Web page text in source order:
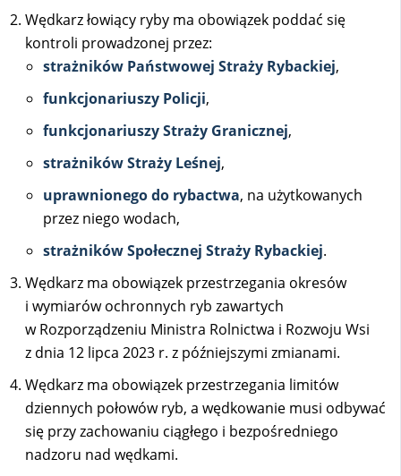
Wędkarz łowiący ryby ma obowiązek poddać się
kontroli prowadzonej przez:
strażników Państwowej Straży Rybackiej,
funkcjonariuszy Policji,
funkcjonariuszy Straży Granicznej,
strażników Straży Leśnej,
uprawnionego do rybactwa, na użytkowanych
przez niego wodach,
strażników Społecznej Straży Rybackiej.
Wędkarz ma obowiązek przestrzegania okresów
i wymiarów ochronnych ryb zawartych
w Rozporządzeniu Ministra Rolnictwa i Rozwoju Wsi
z dnia 12 lipca 2023 r. z późniejszymi zmianami.
Wędkarz ma obowiązek przestrzegania limitów
dziennych połowów ryb, a wędkowanie musi odbywać
się przy zachowaniu ciągłego i bezpośredniego
nadzoru nad wędkami.